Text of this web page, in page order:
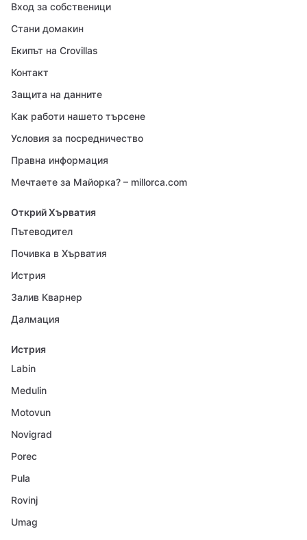
Вход за собственици
Стани домакин
Екипът на Crovillas
Контакт
Защита на данните
Как работи нашето търсене
Условия за посредничество
Правна информация
Мечтаете за Майорка? – millorca.com
Открий Хърватия
Пътеводител
Почивка в Хърватия
Истрия
Залив Кварнер
Далмация
Истрия
Labin
Medulin
Motovun
Novigrad
Porec
Pula
Rovinj
Umag